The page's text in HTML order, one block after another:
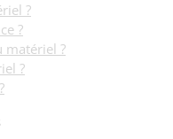
?
?
matériel ?
?